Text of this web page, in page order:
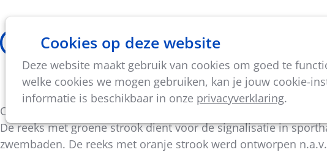
Cookies op deze website
Deze website maakt gebruik van cookies om goed te
welke cookies we mogen gebruiken, kan je jouw cookie-
informatie is beschikbaar in onze privacyverklaring.
Thema's Vorming & activiteiten
Onze signalisatiebordjes
Op een leuke manier je bezoekers aanzetten tot correct
De reeks met groene strook dient voor de signalisatie in
zwembaden. De reeks met oranje strook werd ontworpen